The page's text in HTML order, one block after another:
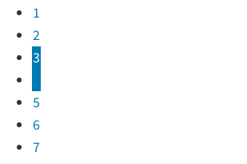
1
2
3
5
6
7